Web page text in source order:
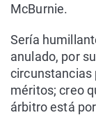
McBurnie.
Sería
anulado, por
circunstancias
méritos; creo
árbitro está